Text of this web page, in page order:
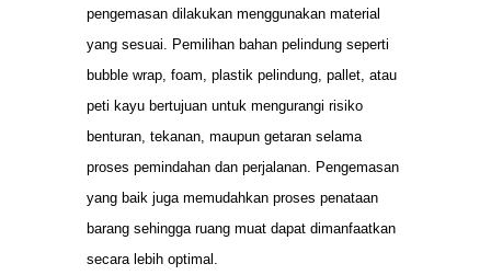
pengemasan dilakukan menggunakan material
yang sesuai. Pemilihan bahan pelindung seperti
bubble wrap, foam, plastik pelindung, pallet, atau
peti kayu bertujuan untuk mengurangi risiko
benturan, tekanan, maupun getaran selama
proses pemindahan dan perjalanan. Pengemasan
yang baik juga memudahkan proses penataan
barang sehingga ruang muat dapat dimanfaatkan
secara lebih optimal.